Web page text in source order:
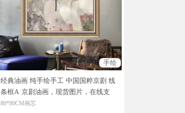
手绘
经典油画 纯手绘手工 中国国粹京剧 线
条框A 京剧油画，现货图片，在线支
付，全国免邮
80*80CM画芯